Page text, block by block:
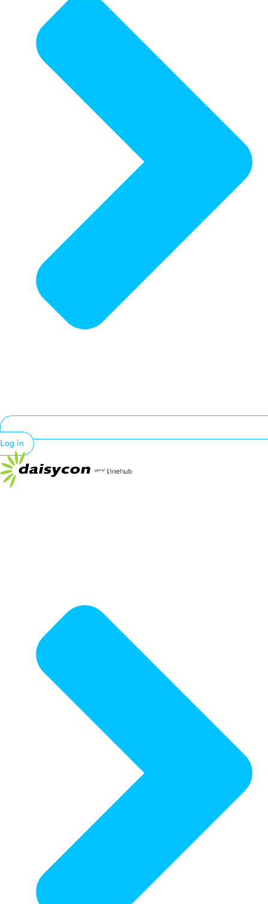
Log in